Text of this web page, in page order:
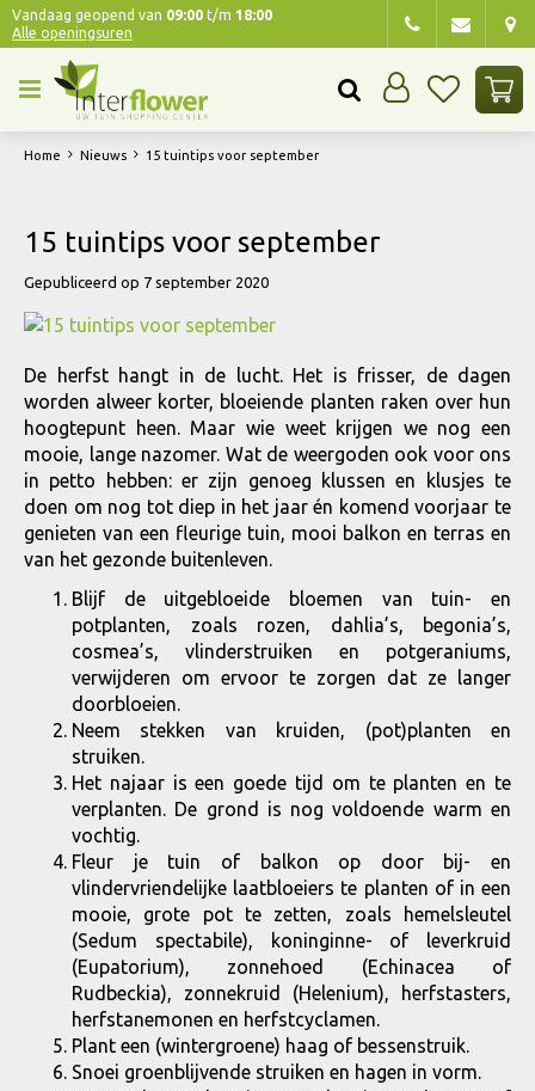
Home Nieuws 15 tuintips voor september
Vandaag geopend van 09:00 t/m 18:00
Alle openingsuren
15 tuintips voor september
Gepubliceerd op 7 september 2020
De herfst hangt in de lucht. Het is frisser, de dagen
worden alweer korter, bloeiende planten raken over hun
hoogtepunt heen. Maar wie weet krijgen we nog een
mooie, lange nazomer. Wat de weergoden ook voor ons
in petto hebben: er zijn genoeg klussen en klusjes te
doen om nog tot diep in het jaar én komend voorjaar te
genieten van een fleurige tuin, mooi balkon en terras en
van het gezonde buitenleven.
Blijf de uitgebloeide bloemen van tuin- en
potplanten, zoals rozen, dahlia’s, begonia’s,
cosmea’s, vlinderstruiken en potgeraniums,
verwijderen om ervoor te zorgen dat ze langer
doorbloeien.
Neem stekken van kruiden, (pot)planten en
struiken.
Het najaar is een goede tijd om te planten en te
verplanten. De grond is nog voldoende warm en
vochtig.
Fleur je tuin of balkon op door bij- en
vlindervriendelijke laatbloeiers te planten of in een
mooie, grote pot te zetten, zoals hemelsleutel
(Sedum spectabile), koninginne- of leverkruid
(Eupatorium), zonnehoed (Echinacea of
Rudbeckia), zonnekruid (Helenium), herfstasters,
herfstanemonen en herfstcyclamen.
Plant een (wintergroene) haag of bessenstruik.
Snoei groenblijvende struiken en hagen in vorm.